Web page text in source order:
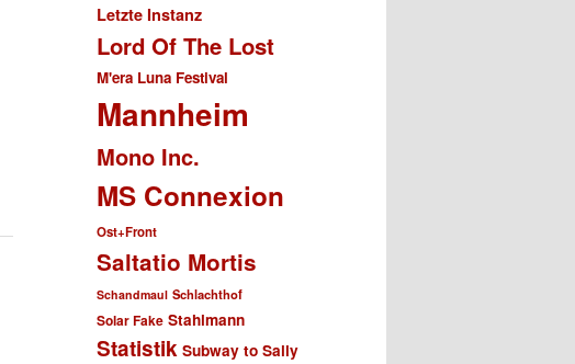
Letzte Instanz
Lord Of The Lost
M'era Luna Festival
Mannheim
Mono Inc.
MS Connexion
Ost+Front
Saltatio Mortis
Schandmaul Schlachthof
Solar Fake Stahlmann
Statistik Subway to Sally